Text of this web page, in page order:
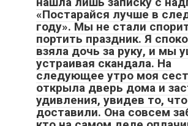
«Постарайся лучше в
году». Мы не стали
портить праздник. Я
взяла дочь за руку, и мы
устраивая скандала. На
следующее утро моя
открыла дверь дома и
удивления, увидев то,
доставили. Она совсем